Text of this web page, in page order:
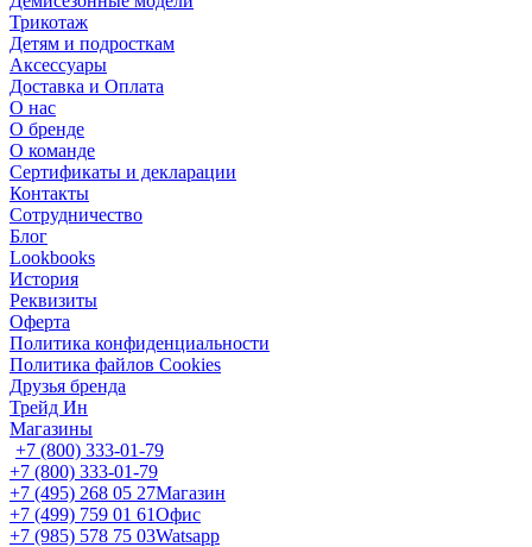
Трикотаж
Детям и подросткам
Аксессуары
Доставка и Оплата
О нас
О бренде
О команде
Сертификаты и декларации
Контакты
Сотрудничество
Блог
Lookbooks
История
Реквизиты
Оферта
Политика конфиденциальности
Политика файлов Cookies
Друзья бренда
Трейд Ин
Магазины
+7 (800) 333-01-79
+7 (800) 333-01-79
+7 (495) 268 05 27Магазин
+7 (499) 759 01 61Офис
+7 (985) 578 75 03Watsapp